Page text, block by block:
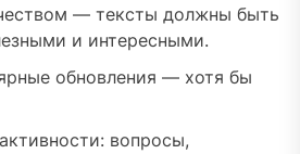
— тексты должны быть
и интересными.
обновления — хотя бы
вопросы,